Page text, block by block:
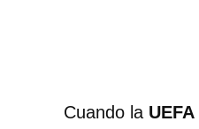
Cuando la UEFA